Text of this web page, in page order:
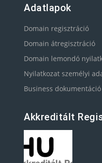
Adatlapok
Domain regisztráció
Domain átregisztráció
Domain lemondó
Nyilatkozat személyi
Business dokumentáció
Akkreditált